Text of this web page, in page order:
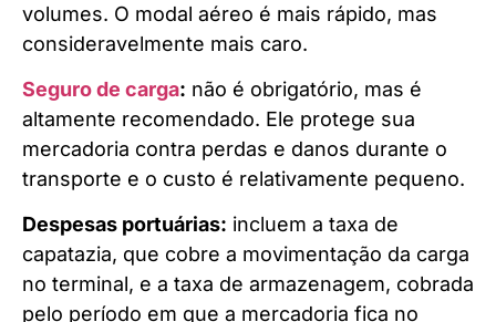
volumes. O modal aéreo é mais rápido, mas
consideravelmente mais caro.
Seguro de carga: não é obrigatório, mas é
altamente recomendado. Ele protege sua
mercadoria contra perdas e danos durante o
transporte e o custo é relativamente pequeno.
Despesas portuárias: incluem a taxa de
capatazia, que cobre a movimentação da carga
no terminal, e a taxa de armazenagem, cobrada
pelo período em que a mercadoria fica no